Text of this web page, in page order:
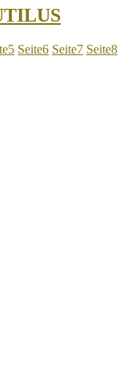
5 Seite6 Seite7 Seite8